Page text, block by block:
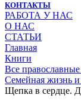
КОНТАКТЫ
РАБОТА У НАС
О НАС
СТАТЬИ
Главная
Книги
Все
Семейная жизнь и
Щепка в сердце.